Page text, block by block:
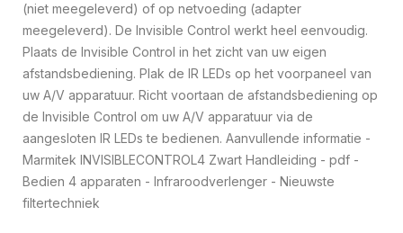
(niet meegeleverd) of op netvoeding (adapter
meegeleverd). De Invisible Control werkt heel eenvoudig.
Plaats de Invisible Control in het zicht van uw eigen
afstandsbediening. Plak de IR LEDs op het voorpaneel van
uw A/V apparatuur. Richt voortaan de afstandsbediening op
de Invisible Control om uw A/V apparatuur via de
aangesloten IR LEDs te bedienen. Aanvullende informatie -
Marmitek INVISIBLECONTROL4 Zwart Handleiding - pdf -
Bedien 4 apparaten - Infraroodverlenger - Nieuwste
filtertechniek